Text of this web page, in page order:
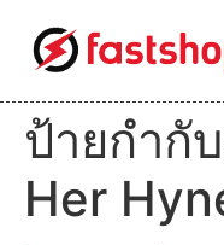
ป้ายกำกั
Her